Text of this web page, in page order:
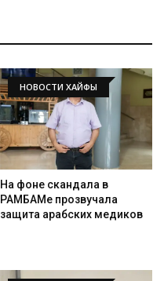
Искать
НОВОСТИ ХАЙФЫ
На фоне скандала в
РАМБАМе прозвучала
защита арабских медиков